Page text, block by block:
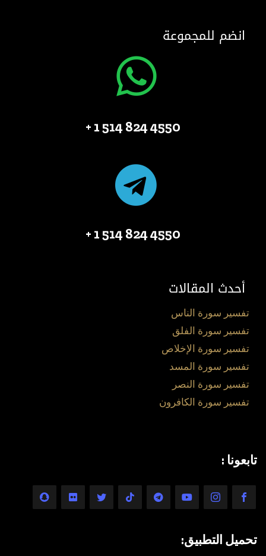
انضم للمجموعة
4550 824 514 1 +
4550 824 514 1 +
أحدث المقالات
تفسير سورة الناس
تفسير سورة الفلق
تفسير سورة الإخلاص
تفسير سورة المسد
تفسير سورة النصر
تفسير سورة الكافرون
تابعونا :
تحميل التطبيق: